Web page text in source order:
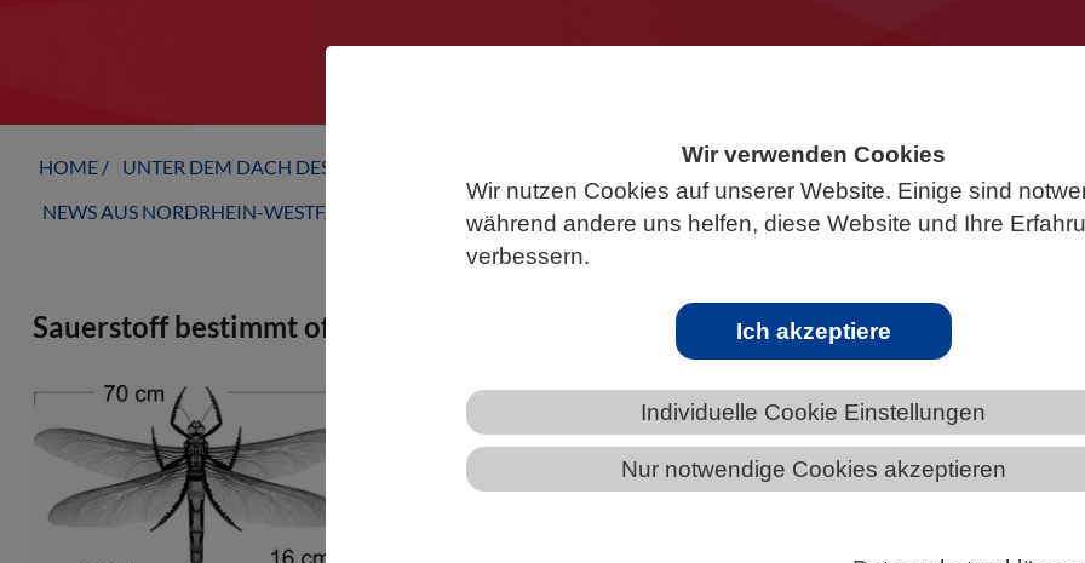
Wir verwenden Cookies
Wir nutzen Cookies auf unserer Website. Einige sind
während andere uns helfen, diese Website und Ihre
verbessern.
Ich akzeptiere
Individuelle Cookie Einstellungen
Nur notwendige Cookies akzeptieren
HOME UNTER DEM DACH DES VBIO
NORDRHEIN-WESTFALEN
NEWS AUS NORDRHEIN-WESTFALEN
Sauerstoff bestimmt offenbar nicht die Körpergröße von Insekten:
Riesige libellenartige Insekten mit Flügelspannweiten von bis zu 70
Zentimetern, die vor 300 Millionen Jahren lebten, faszinieren
Forschende seit Jahrzehnten. Sie gingen der Frage nach, wie solche